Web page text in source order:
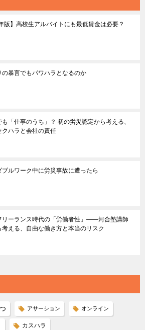
版】高校生アルバイトにも最低賃金は必要？
の暴言でもパワハラとなるのか
も「仕事のうち」？ 初の労災認定から考える、
クハラと会社の責任
ブルワーク中に労災事故に遭ったら
リーランス時代の「労働者性」――河合塾講師
考える、自由な働き方と本当のリスク
アサーション オンライン
カスハラ